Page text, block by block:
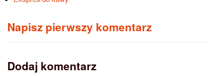
Napisz pierwszy komentarz
Dodaj komentarz